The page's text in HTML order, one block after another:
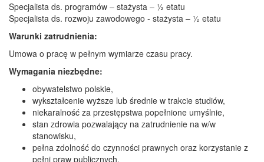
Specjalista ds. programów – stażysta – ½ etatu
Specjalista ds. rozwoju zawodowego - stażysta – ½ etatu
Warunki zatrudnienia:
Umowa o pracę w pełnym wymiarze czasu pracy.
Wymagania niezbędne:
obywatelstwo polskie,
wykształcenie wyższe lub średnie w trakcie studiów,
niekaralność za przestępstwa popełnione umyślnie,
stan zdrowia pozwalający na zatrudnienie na w/w
stanowisku,
pełna zdolność do czynności prawnych oraz korzystanie z
pełni praw publicznych,